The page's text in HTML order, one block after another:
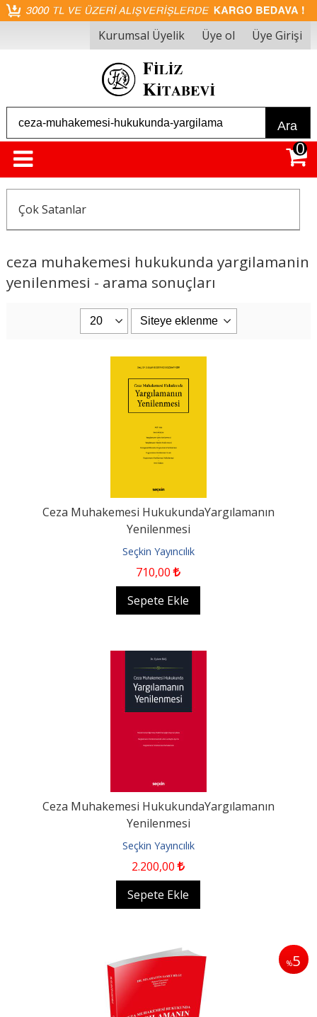
Kurumsal Üyelik Üye ol Üye Girişi
Ara
0
Çok Satanlar
ceza muhakemesi hukukunda yargilamanin
yenilenmesi - arama sonuçları
Ceza Muhakemesi HukukundaYargılamanın
Yenilenmesi
Seçkin Yayıncılık
710,00
Sepete Ekle
Ceza Muhakemesi HukukundaYargılamanın
Yenilenmesi
Seçkin Yayıncılık
2.200,00
Sepete Ekle
%5